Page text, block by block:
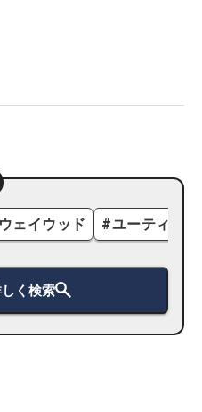
ェイウッド #ユーティリ
く検索